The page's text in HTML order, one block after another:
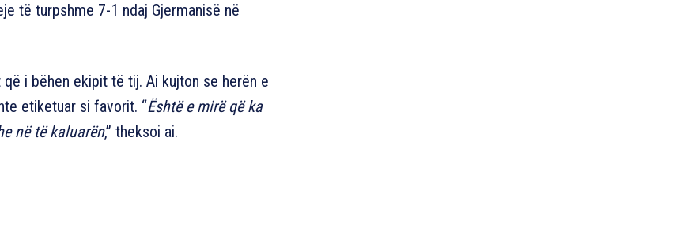
të turpshme 7-1 ndaj Gjermanisë në
i bëhen ekipit të tij. Ai kujton se herën e
etiketuar si favorit. “Është e mirë që ka
në të kaluarën,” theksoi ai.